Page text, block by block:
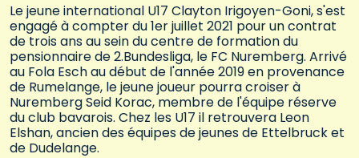
Le jeune international U17 Clayton Irigoyen-Goni, s'est
engagé à compter du 1er juillet 2021 pour un contrat
de trois ans au sein du centre de formation du
pensionnaire de 2.Bundesliga, le FC Nuremberg. Arrivé
au Fola Esch au début de l'année 2019 en provenance
de Rumelange, le jeune joueur pourra croiser à
Nuremberg Seid Korac, membre de l'équipe réserve
du club bavarois. Chez les U17 il retrouvera Leon
Elshan, ancien des équipes de jeunes de Ettelbruck et
de Dudelange.